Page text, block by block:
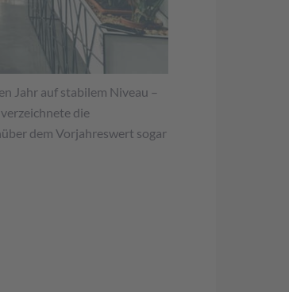
Jahr auf stabilem Niveau –
die
dem Vorjahreswert sogar